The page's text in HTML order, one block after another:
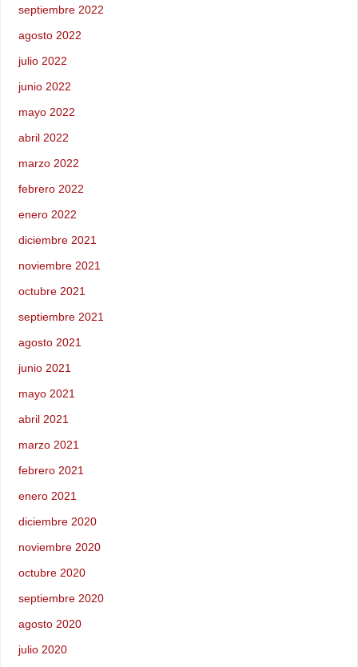
septiembre 2022
agosto 2022
julio 2022
junio 2022
mayo 2022
abril 2022
marzo 2022
febrero 2022
enero 2022
diciembre 2021
noviembre 2021
octubre 2021
septiembre 2021
agosto 2021
junio 2021
mayo 2021
abril 2021
marzo 2021
febrero 2021
enero 2021
diciembre 2020
noviembre 2020
octubre 2020
septiembre 2020
agosto 2020
julio 2020